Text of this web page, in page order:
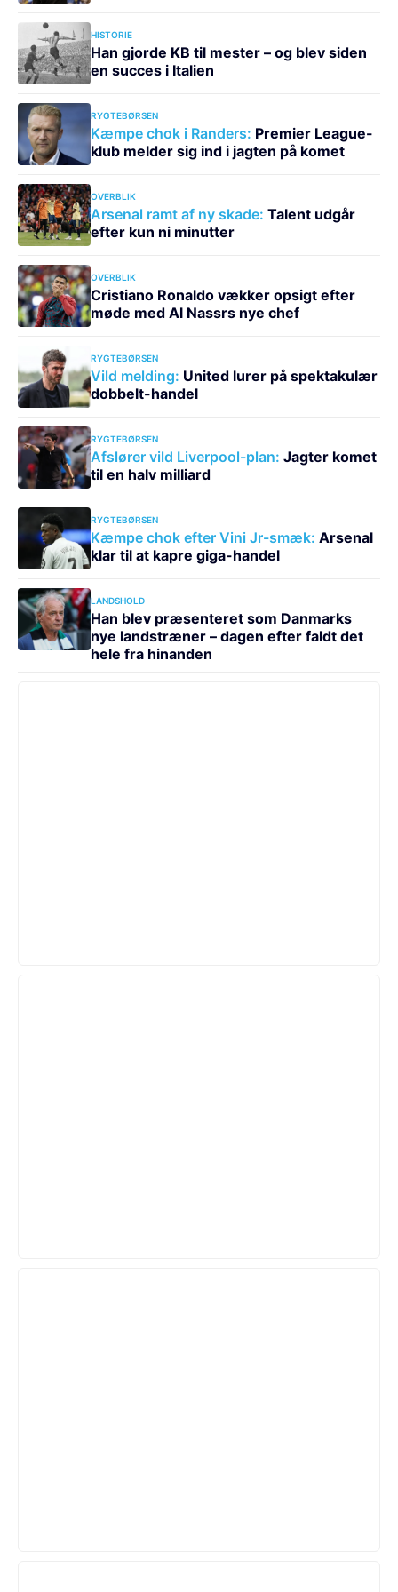
HISTORIE
Han gjorde KB til mester – og blev siden
en succes i Italien
RYGTEBØRSEN
Kæmpe chok i Randers: Premier League-
klub melder sig ind i jagten på komet
OVERBLIK
Arsenal ramt af ny skade: Talent udgår
efter kun ni minutter
OVERBLIK
Cristiano Ronaldo vækker opsigt efter
møde med Al Nassrs nye chef
RYGTEBØRSEN
Vild melding: United lurer på spektakulær
dobbelt-handel
RYGTEBØRSEN
Afslører vild Liverpool-plan: Jagter komet
til en halv milliard
RYGTEBØRSEN
Kæmpe chok efter Vini Jr-smæk: Arsenal
klar til at kapre giga-handel
LANDSHOLD
Han blev præsenteret som Danmarks
nye landstræner – dagen efter faldt det
hele fra hinanden